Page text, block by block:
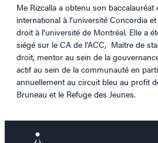
Me Rizcalla a obtenu son baccalauréat
international à l’université Concordia
droit à l’université de Montréal. Elle a
siégé sur le CA de l’ACC, Maitre de
droit, mentor au sein de la
actif au sein de la communauté en
annuellement au circuit bleu au profit
Bruneau et le Refuge des Jeunes.